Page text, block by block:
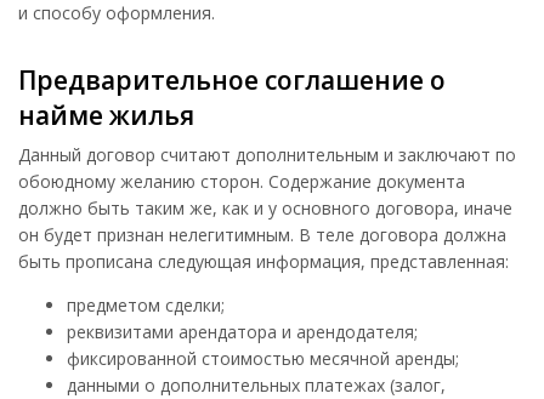
и способу оформления.
Предварительное соглашение о
найме жилья
Данный договор считают дополнительным и заключают по
обоюдному желанию сторон. Содержание документа
должно быть таким же, как и у основного договора, иначе
он будет признан нелегитимным. В теле договора должна
быть прописана следующая информация, представленная:
предметом сделки;
реквизитами арендатора и арендодателя;
фиксированной стоимостью месячной аренды;
данными о дополнительных платежах (залог,